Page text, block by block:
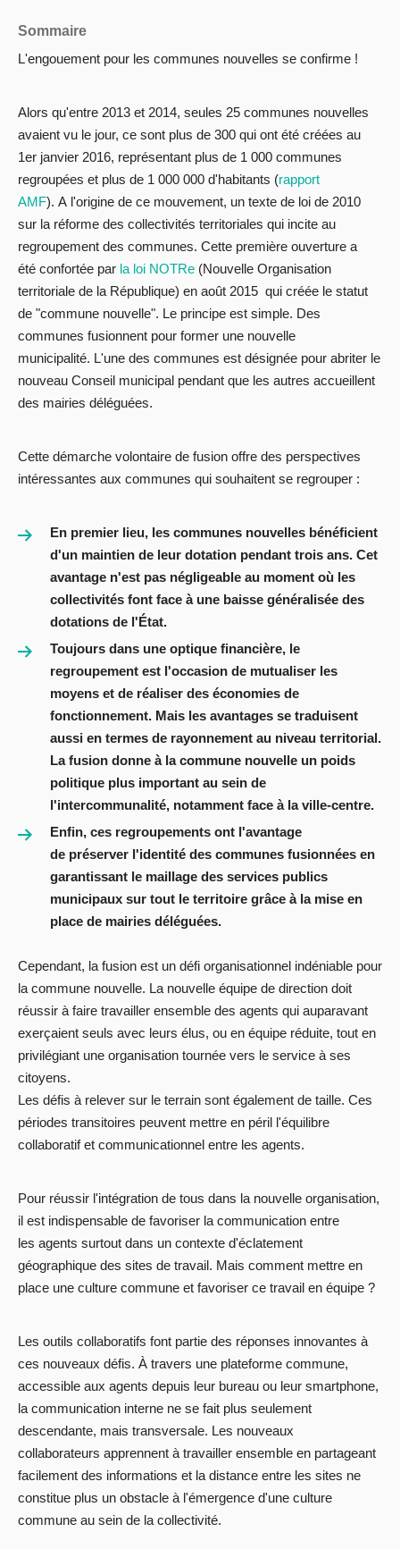
Sommaire
L'engouement pour les communes nouvelles se confirme !
Alors qu'entre 2013 et 2014, seules 25 communes nouvelles
avaient vu le jour, ce sont plus de 300 qui ont été créées au
1er janvier 2016, représentant plus de 1 000 communes
regroupées et plus de 1 000 000 d'habitants (rapport
AMF). A l'origine de ce mouvement, un texte de loi de 2010
sur la réforme des collectivités territoriales qui incite au
regroupement des communes. Cette première ouverture a
été confortée par la loi NOTRe (Nouvelle Organisation
territoriale de la République) en août 2015 qui créée le statut
de "commune nouvelle". Le principe est simple. Des
communes fusionnent pour former une nouvelle
municipalité. L'une des communes est désignée pour abriter le
nouveau Conseil municipal pendant que les autres accueillent
des mairies déléguées.
Cette démarche volontaire de fusion offre des perspectives
intéressantes aux communes qui souhaitent se regrouper :
En premier lieu, les communes nouvelles bénéficient
d'un maintien de leur dotation pendant trois ans. Cet
avantage n'est pas négligeable au moment où les
collectivités font face à une baisse généralisée des
dotations de l'État.
Toujours dans une optique financière, le
regroupement est l'occasion de mutualiser les
moyens et de réaliser des économies de
fonctionnement. Mais les avantages se traduisent
aussi en termes de rayonnement au niveau territorial.
La fusion donne à la commune nouvelle un poids
politique plus important au sein de
l'intercommunalité, notamment face à la ville-centre.
Enfin, ces regroupements ont l'avantage
de préserver l'identité des communes fusionnées en
garantissant le maillage des services publics
municipaux sur tout le territoire grâce à la mise en
place de mairies déléguées.
Cependant, la fusion est un défi organisationnel indéniable pour
la commune nouvelle. La nouvelle équipe de direction doit
réussir à faire travailler ensemble des agents qui auparavant
exerçaient seuls avec leurs élus, ou en équipe réduite, tout en
privilégiant une organisation tournée vers le service à ses
citoyens.
Les défis à relever sur le terrain sont également de taille. Ces
périodes transitoires peuvent mettre en péril l'équilibre
collaboratif et communicationnel entre les agents.
Pour réussir l'intégration de tous dans la nouvelle organisation,
il est indispensable de favoriser la communication entre
les agents surtout dans un contexte d'éclatement
géographique des sites de travail. Mais comment mettre en
place une culture commune et favoriser ce travail en équipe ?
Les outils collaboratifs font partie des réponses innovantes à
ces nouveaux défis. À travers une plateforme commune,
accessible aux agents depuis leur bureau ou leur smartphone,
la communication interne ne se fait plus seulement
descendante, mais transversale. Les nouveaux
collaborateurs apprennent à travailler ensemble en partageant
facilement des informations et la distance entre les sites ne
constitue plus un obstacle à l'émergence d'une culture
commune au sein de la collectivité.